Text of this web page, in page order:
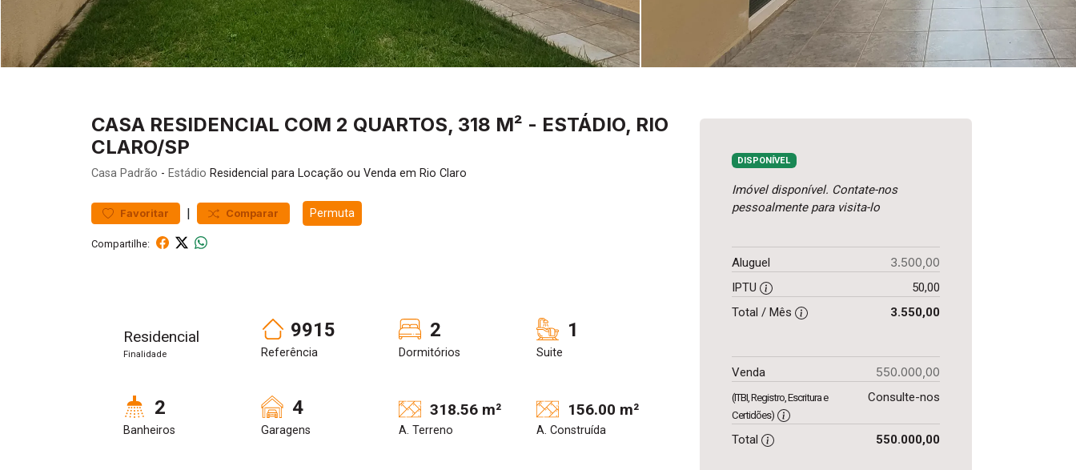
CASA RESIDENCIAL COM 2 QUARTOS, 318 M² - ESTÁDIO, RIO
CLARO/SP
Casa Padrão - Estádio Residencial para Locação ou Venda em Rio Claro
Favoritar | Comparar Permuta
Compartilhe:
Residencial
Finalidade
9915
Referência
2
Dormitórios
1
Suite
2
Banheiros
4
Garagens
318.56 m²
A. Terreno
156.00 m²
A. Construída
DISPONÍVEL
Imóvel disponível. Contate-nos
pessoalmente para visita-lo
Aluguel 3.500,00
IPTU
50,00
Total / Mês
3.550,00
Venda 550.000,00
(ITBI, Registro, Escritura e
Certidões)
Consulte-nos
Total 550.000,00